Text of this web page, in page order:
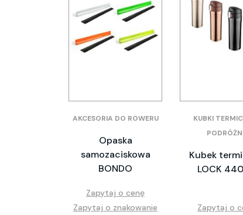
AKCESORIA DO ROWERU
Opaska
samozaciskowa
BONDO
Zapytaj o cenę
Zapytaj o znakowanie
KUBKI
Kubek
LOCK
Zapytaj o